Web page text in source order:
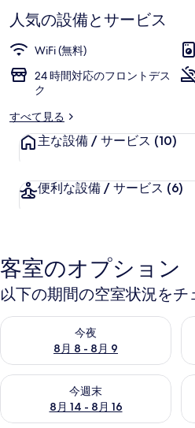
ャ
ラ
リ
す
人気の設備とサービス
WiFi (無料)
24 時間対応のフロントデス
ク
すべて見る
主な設備 / サービス (10)
便利な設備 / サービス (6)
客室のオプション
以下の期間の空室状況をチ
今夜
8月 8 - 8月 9
今夜 8月 8 - 8月 9 の空室状況をチ
今週末
8月 14 - 8月 16
今週末 8月 14 - 8月 16 の空室状況